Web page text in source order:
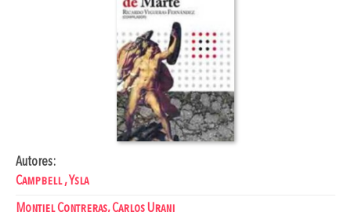
Autores:
Campbell , Ysla
Montiel Contreras, Carlos Urani